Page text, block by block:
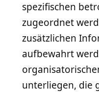
spezifischen
zugeordnet
zusätzlichen
aufbewahrt
unterliegen, die